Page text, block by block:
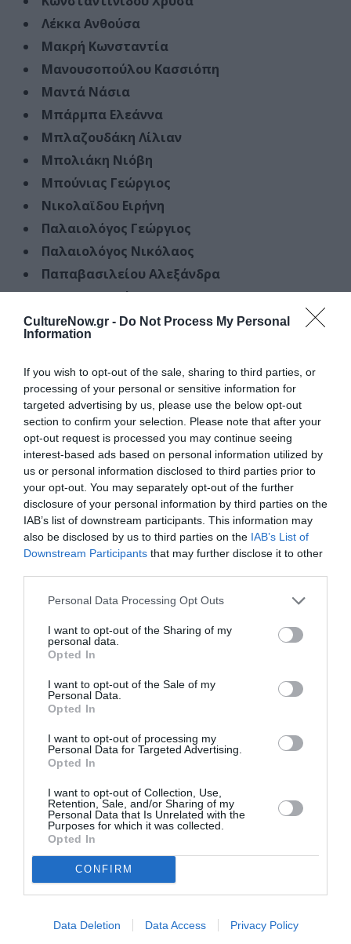
CultureNow.gr - Do Not Process My Personal
Information
If you wish to opt-out of the sale, sharing to third parties, or
processing of your personal or sensitive information for
targeted advertising by us, please use the below opt-out
section to confirm your selection. Please note that after your
opt-out request is processed you may continue seeing
interest-based ads based on personal information utilized by
us or personal information disclosed to third parties prior to
your opt-out. You may separately opt-out of the further
disclosure of your personal information by third parties on the
IAB’s list of downstream participants. This information may
also be disclosed by us to third parties on the IAB’s List of
Downstream Participants that may further disclose it to other
Personal Data Processing Opt Outs
I want to opt-out of the Sharing of my
personal data.
Opted In
I want to opt-out of the Sale of my
Personal Data.
Opted In
I want to opt-out of processing my
Personal Data for Targeted Advertising.
Opted In
I want to opt-out of Collection, Use,
Retention, Sale, and/or Sharing of my
Personal Data that Is Unrelated with the
Purposes for which it was collected.
Opted In
CONFIRM
Data Deletion Data Access Privacy Policy
Λέκκα Ανθούσα
Μακρή Κωνσταντία
Μανουσοπούλου Κασσιόπη
Μαντά Νάσια
Μπάρμπα Ελεάννα
Μπλαζουδάκη Λίλιαν
Μπολιάκη Νιόβη
Μπούνιας Γεώργιος
Νικολαϊδου Ειρήνη
Παλαιολόγος Γεώργιος
Παλαιολόγος Νικόλαος
Παπαβασιλείου Αλεξάνδρα
Παπαδημητρίου Άγγελος
Παπάζη Κυριακή
Παπαηλιάκης Ηλίας
Παπαμήτρου Φλωρεντία
Παπαπαναγιώτου Χρήστος
Παπαχρήστος Δημήτριος
Πεχλιβανίδου Σοφία
Πιπερίδης Αβραάμ
Πλούμη Ασημένια
Πολίτη Αγγελική
Ποποφίδου Άννα
Πράττου Αικατερίνη
Ρούντολφ Ίων
Σαμαριτάκη Ιωσηφίνα
Σισμανίδης Μιχαήλ
Σπαντιδάκης Οδυσσέας
Τζιώτης Ισίδωρος
Τριανταφύλλου Νικόλαος
Τρύφων Χρυσάνθη
Τσακίρης Κωνσταντίνος
Τσεσμελή Μαρία
Τσιάλιου Μάνθα
Τύπου Αλεξάνδρα
Φάκος Κωνσταντίνος
Φεσσάρα Καλλιόπη